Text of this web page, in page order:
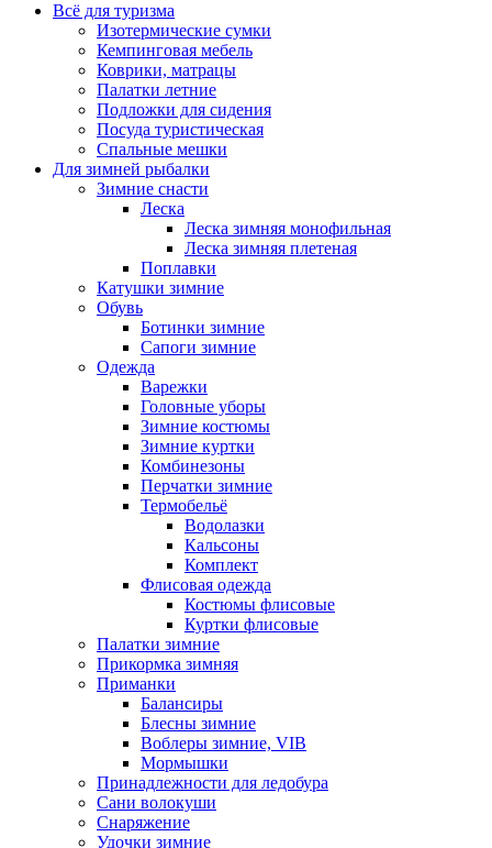
Всё для туризма
Изотермические сумки
Кемпинговая мебель
Коврики, матрацы
Палатки летние
Подложки для сидения
Посуда туристическая
Спальные мешки
Для зимней рыбалки
Зимние снасти
Леска
Леска зимняя монофильная
Леска зимняя плетеная
Поплавки
Катушки зимние
Обувь
Ботинки зимние
Сапоги зимние
Одежда
Варежки
Головные уборы
Зимние костюмы
Зимние куртки
Комбинезоны
Перчатки зимние
Термобельё
Водолазки
Кальсоны
Комплект
Флисовая одежда
Костюмы флисовые
Куртки флисовые
Палатки зимние
Прикормка зимняя
Приманки
Балансиры
Блесны зимние
Воблеры зимние, VIB
Мормышки
Принадлежности для ледобура
Сани волокуши
Снаряжение
Удочки зимние